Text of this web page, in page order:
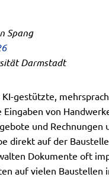
Spang
Darmstadt
gestützte,
von
und
direkt auf der
Dokumente oft
auf vielen Baustellen